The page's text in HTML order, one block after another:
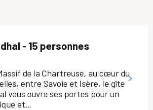
- 15 personnes
de la Chartreuse, au cœur du
entre Savoie et Isère, le gîte
vous ouvre ses portes pour un
et...